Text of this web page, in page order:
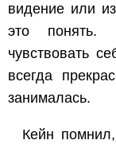
видение или
это понять.
чувствовать
всегда
занималась.
Кейн